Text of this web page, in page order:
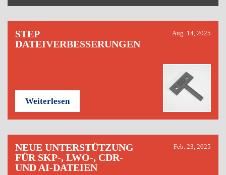
STEP
DATEIVERBESSERUNGEN
Aug. 14, 2025
Weiterlesen
NEUE UNTERSTÜTZUNG
FÜR SKP-, LWO-, CDR-
UND AI-DATEIEN
Feb. 23, 2025